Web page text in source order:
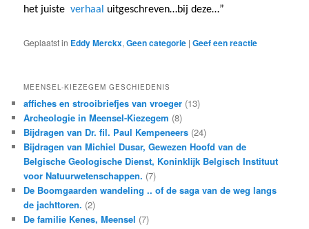
het juisteverhaal uitgeschreven…bij deze…”
Geplaatst in Eddy Merckx,Geen categorie |Geef een reactie
MEENSEL-KIEZEGEM GESCHIEDENIS
affiches en strooibriefjes van vroeger (13)
Archeologie in Meensel-Kiezegem (8)
Bijdragen van Dr. fil. Paul Kempeneers (24)
Bijdragen van Michiel Dusar, Gewezen Hoofd van de
Belgische Geologische Dienst, Koninklijk Belgisch Instituut
voor Natuurwetenschappen. (7)
De Boomgaarden wandeling .. of de saga van de weg langs
de jachttoren. (2)
De familie Kenes, Meensel (7)